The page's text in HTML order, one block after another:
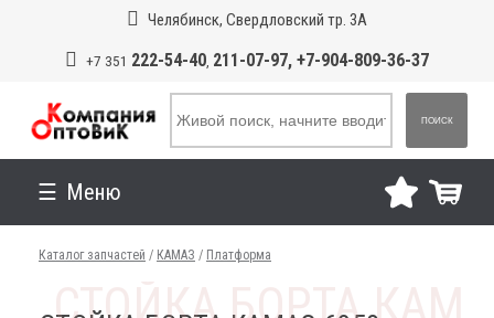
Челябинск, Свердловский тр. 3А
+7 351 222-54-40, 211-07-97, +7-904-809-36-37
ПОИСК
Меню
Каталог запчастей / КАМАЗ / Платформа